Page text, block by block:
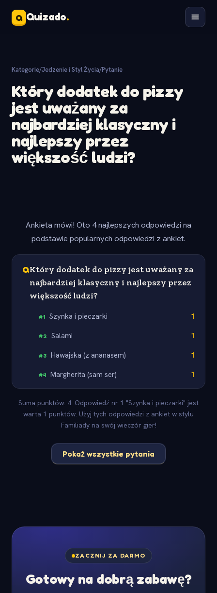
Q Quizado.
Kategorie/Jedzenie i Styl Życia/Pytanie
Który dodatek do pizzy
jest uważany za
najbardziej klasyczny i
najlepszy przez
większość ludzi?
Ankieta mówi! Oto 4 najlepszych odpowiedzi na
podstawie popularnych odpowiedzi z ankiet.
QKtóry dodatek do pizzy jest uważany za
najbardziej klasyczny i najlepszy przez
większość ludzi?
#1 Szynka i pieczarki 1
#2 Salami 1
#3 Hawajska (z ananasem) 1
#4 Margherita (sam ser) 1
Suma punktów: 4. Odpowiedź nr 1 "Szynka i pieczarki" jest
warta 1 punktów. Użyj tych odpowiedzi z ankiet w stylu
Familiady na swój wieczór gier!
Pokaż wszystkie pytania
ZACZNIJ ZA DARMO
Gotowy na dobrą zabawę?